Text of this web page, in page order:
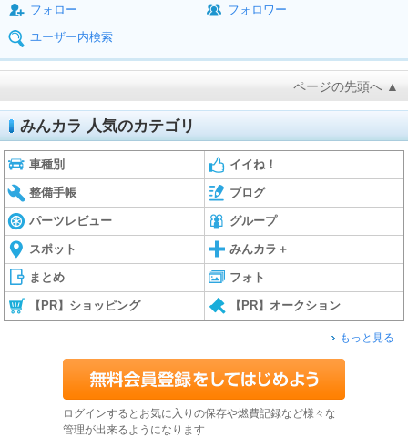
フォロー
フォロワー
ユーザー内検索
ページの先頭へ ▲
みんカラ 人気のカテゴリ
車種別 イイね！
整備手帳 ブログ
パーツレビュー グループ
スポット みんカラ＋
まとめ フォト
【PR】ショッピング 【PR】オークション
もっと見る
ログインするとお気に入りの保存や燃費記録など様々な
管理が出来るようになります